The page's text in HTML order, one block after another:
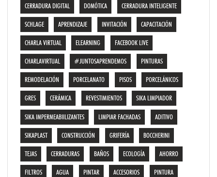
CERRADURA DIGITAL DOMÓTICA CERRADURA INTELIGENTE
SCHLAGE APRENDIZAJE INVITACIÓN CAPACITACIÓN
CHARLA VIRTUAL ELEARNING FACEBOOK LIVE
CHARLAVIRTUAL #JUNTOSAPRENDEMOS PINTURAS
REMODELACIÓN PORCELANATO PISOS PORCELÁNICOS
GRES CERÁMICA REVESTIMIENTOS SIKA LIMPIADOR
SIKA IMPERMEABIILIZANTES LIMPIAR FACHADAS ADITIVO
SIKAPLAST CONSTRUCCIÓN GRIFERÍA BOCCHERINI
TEJAS CERRADURAS BAÑOS ECOLOGÍA AHORRO
FILTROS AGUA PINTAR ACCESORIOS PINTURA